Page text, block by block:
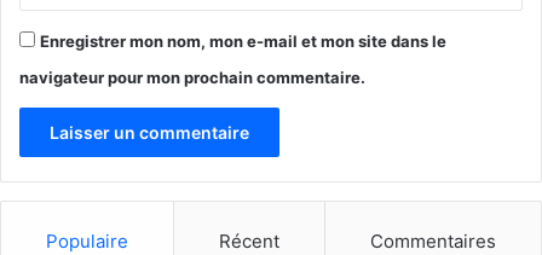
Enregistrer mon nom, mon e-mail et mon site dans le
navigateur pour mon prochain commentaire.
Populaire Récent Commentaires